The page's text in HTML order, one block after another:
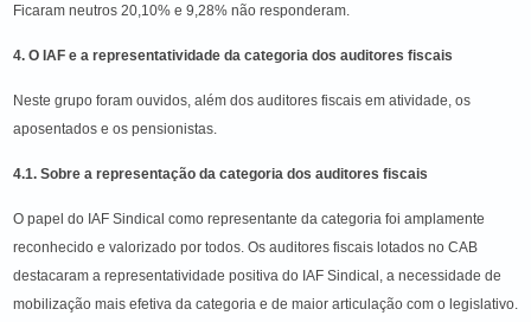
Ficaram neutros 20,10% e 9,28% não responderam.
4. O IAF e a representatividade da categoria dos auditores fiscais
Neste grupo foram ouvidos, além dos auditores fiscais em atividade, os
aposentados e os pensionistas.
4.1. Sobre a representação da categoria dos auditores fiscais
O papel do IAF Sindical como representante da categoria foi amplamente
reconhecido e valorizado por todos. Os auditores fiscais lotados no CAB
destacaram a representatividade positiva do IAF Sindical, a necessidade de
mobilização mais efetiva da categoria e de maior articulação com o legislativo.